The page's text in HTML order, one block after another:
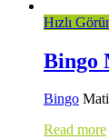
Hızlı
Bingo
Bingo
Read more